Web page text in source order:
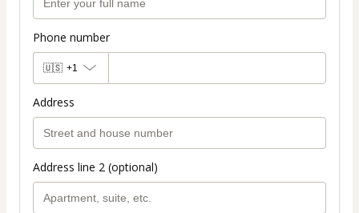
Phone number
🇺🇸 +1
Address
Address line 2 (optional)